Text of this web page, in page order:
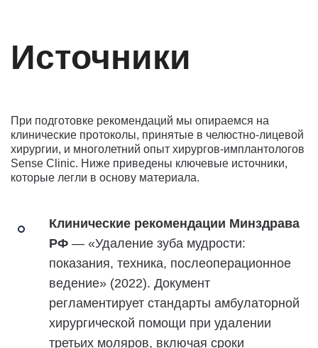
Источники
При подготовке рекомендаций мы опираемся на
клинические протоколы, принятые в челюстно-лицевой
хирургии, и многолетний опыт хирургов-имплантологов
Sense Clinic. Ниже приведены ключевые источники,
которые легли в основу материала.
Клинические рекомендации Минздрава
РФ — «Удаление зуба мудрости:
показания, техника, послеоперационное
ведение» (2022). Документ
регламентирует стандарты амбулаторной
хирургической помощи при удалении
третьих моляров, включая сроки